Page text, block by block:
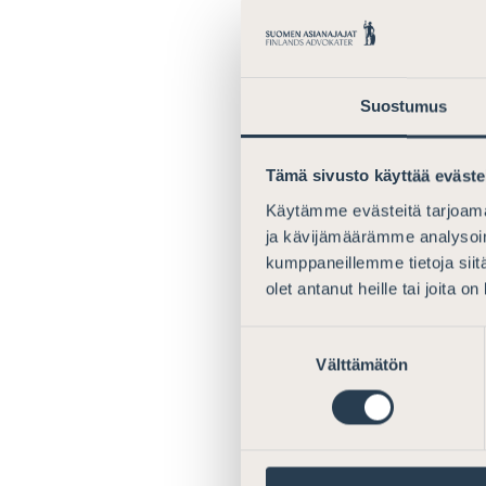
Suostumus
Tämä sivusto käyttää
Käytämme evästeitä
ja kävijämäärämme
kumppaneillemme tietoja
olet antanut heille tai joita
Välttämätön
lausunnossa
sekä
tai voi
toisten
lausunnossa
Nyt